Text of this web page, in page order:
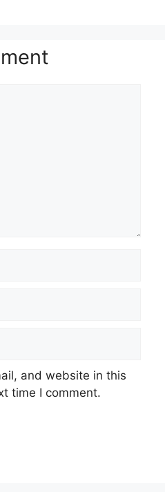
and website in this
time I comment.